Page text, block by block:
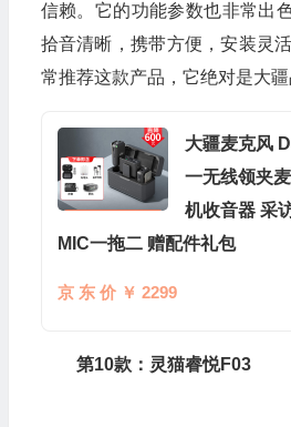
信赖。它的功能参数也非常出
拾音清晰，携带方便，安装灵
常推荐这款产品，它绝对是大疆
大疆麦克风
一无线领夹
机收音器 采
MIC一拖二 赠配件礼包
京 东 价 ￥ 2299
第10款：灵猫睿悦F03